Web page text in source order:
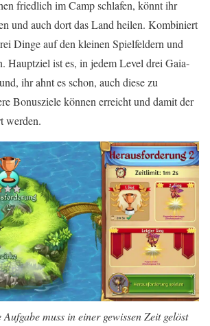
friedlich im Camp schlafen, könnt ihr
und auch dort das Land heilen. Kombiniert
Dinge auf den kleinen Spielfeldern und
Hauptziel ist es, in jedem Level drei Gaia-
ihr ahnt es schon, auch diese zu
Bonusziele können erreicht und damit der
werden.
muss in einer gewissen Zeit gelöst